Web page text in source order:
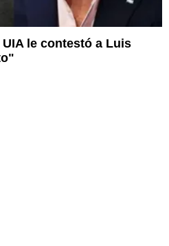
le contestó a Luis